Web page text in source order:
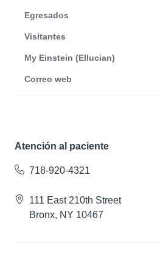
Egresados
Visitantes
My Einstein (Ellucian)
Correo web
Atención al paciente
718-920-4321
111 East 210th Street
Bronx, NY 10467